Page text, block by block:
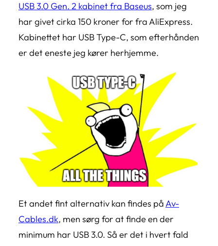
USB 3.0 Gen. 2 kabinet fra Baseus, som jeg
har givet cirka 150 kroner for fra AliExpress.
Kabinettet har USB Type-C, som efterhånden
er det eneste jeg kører herhjemme.
Et andet fint alternativ kan findes påAv-
Cables.dk, men sørg for at finde en der
minimum har USB 3.0. Så er det i hvert fald